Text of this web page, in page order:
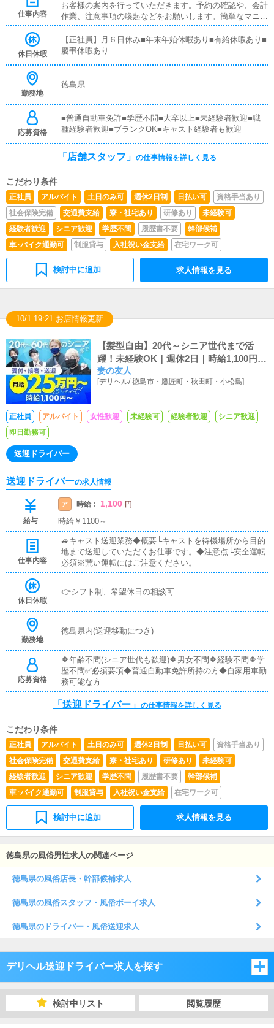
仕事内容
お客様の案内を行っていただきます。予約の確認や、会計
作業、注意事項の喚起などをお願いします。簡単なマニュ
アルや、先輩スタッフに付いて業務内容を見ながら徐々に
覚えていただきますので、未経験の方でも安心して働けま
す。■PC更新業務ヘブンネットなど、ポータルサイト等の
はボタンを押すだけや、ブログの更新時に簡単に文字が入
きます。■清掃・備品管理お客様やキャストの方に快適に
お過ごしいただくため、店内の清掃や備品の管理・補充を
行っていただきます。
休日休暇
【正社員】月６日休み■年末年始休暇あり■有給休暇あり■
慶弔休暇あり
勤務地
徳島県
応募資格
■普通自動車免許■学歴不問■大卒以上■未経験者歓迎■職
種経験者歓迎■ブランクOK■キャスト経験者も歓迎
「店舗スタッフ」 の仕事情報を詳しく見る
こだわり条件
正社員 アルバイト 土日のみ可 週休2日制 日払い可
資格手当あり
社会保険完備
交通費支給 寮・社宅あり 研修あり
未経験可
経験者歓迎
シニア歓迎 学歴不問 履歴書不要
幹部候補
車･バイク通勤可
制服貸与 入社祝い金支給 在宅ワーク可
検討中に追加 求人情報を見る
10/1 19:21 お店情報更新
【髪型自由】20代～シニア世代まで活
躍！未経験OK｜週休2日｜時給1,100円
～、月給25万円～
妻の友人
[デリヘル/徳島市・鷹匠町・秋田町・小松島]
正社員 アルバイト 女性歓迎 未経験可 経験者歓迎
シニア歓迎
即日勤務可
送迎ドライバー
送迎ドライバーの求人情報
給与
ア 時給 : 1,100 円
時給￥1100～
仕事内容
🚙キャスト送迎業務◆概要└キャストを待機場所から目的
地まで送迎していただくお仕事です。◆注意点└安全運転
必須※荒い運転にはご注意ください。
休日休暇
👉シフト制、希望休日の相談可
勤務地
徳島県内(送迎移動につき)
応募資格
🔶年齢不問(シニア世代も歓迎)🔶男女不問🔶経験不問🔶学
歴不問✅必須要項◆普通自動車免許所持の方◆自家用車勤
務可能な方
「送迎ドライバー」 の仕事情報を詳しく見る
こだわり条件
正社員 アルバイト 土日のみ可 週休2日制 日払い可
資格手当あり
社会保険完備
交通費支給 寮・社宅あり 研修あり
未経験可
経験者歓迎
シニア歓迎 学歴不問 履歴書不要
幹部候補
車･バイク通勤可
制服貸与 入社祝い金支給 在宅ワーク可
検討中に追加 求人情報を見る
徳島県の風俗男性求人の関連ページ
徳島県の風俗店長・幹部候補求人
徳島県の風俗スタッフ・風俗ボーイ求人
徳島県のドライバー・風俗送迎求人
デリヘル送迎ドライバー求人を探す
岡山県
検討中リスト 閲覧履歴